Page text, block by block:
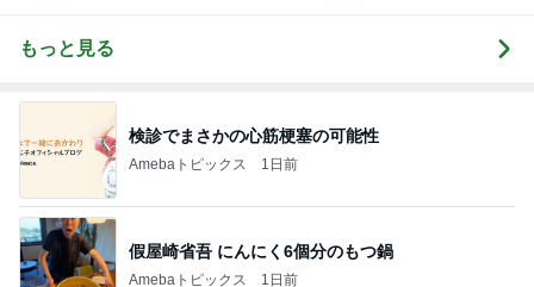
もっと見る
検診でまさかの心筋梗塞の可能性
Amebaトピックス 1日前
假屋崎省吾 にんにく6個分のもつ鍋
Amebaトピックス 1日前